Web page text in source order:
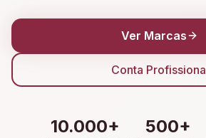
Ver Marcas
Conta
10.000+ 500+